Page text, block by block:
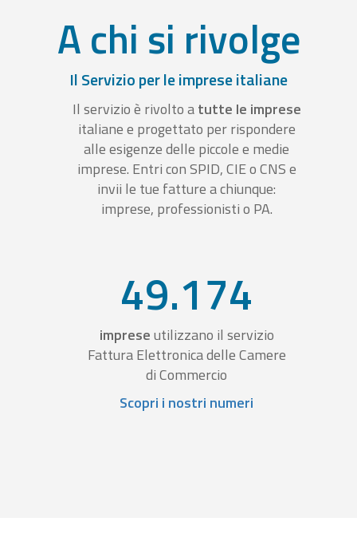
A chi si rivolge
Il Servizio per le imprese italiane
Il servizio è rivolto atutte le imprese
italiane e progettato per rispondere
alle esigenze delle piccole e medie
imprese. Entri con SPID, CIE o CNS e
invii le tue fatture a chiunque:
imprese, professionisti o PA.
49.174
impreseutilizzano il servizio
Fattura Elettronica delle Camere
di Commercio
Scopri i nostri numeri